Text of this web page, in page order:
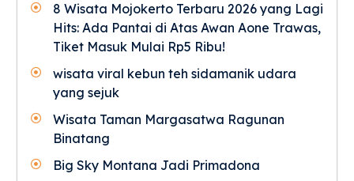
8 Wisata Mojokerto Terbaru 2026 yang Lagi
Hits: Ada Pantai di Atas Awan Aone Trawas,
Tiket Masuk Mulai Rp5 Ribu!
wisata viral kebun teh sidamanik udara
yang sejuk
Wisata Taman Margasatwa Ragunan
Binatang
Big Sky Montana Jadi Primadona